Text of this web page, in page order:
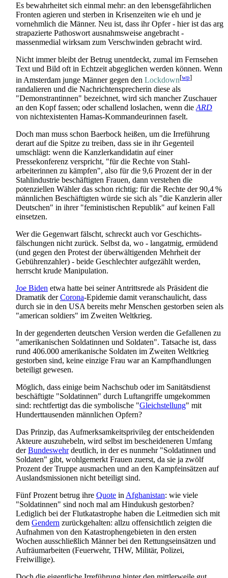
Es bewahrheitet sich einmal mehr: an den lebens­gefährlichen
Fronten agieren und sterben in Krisenzeiten wie eh und je
vornehmlich die Männer. Neu ist, dass ihr Opfer - hier ist das arg
strapazierte Pathoswort ausnahmsweise angebracht -
massenmedial wirksam zum Verschwinden gebracht wird.
Nicht immer bleibt der Betrug unentdeckt, zumal im Fernsehen
Text und Bild oft in Echtzeit abgeglichen werden können. Wenn
in Amsterdam junge Männer gegen den Lockdown[wp]
randalieren und die Nachrichten­sprecherin diese als
"Demonstrantinnen" bezeichnet, wird sich mancher Zuschauer
an den Kopf fassen; oder schallend loslachen, wenn die ARD
von nicht­existenten Hamas-Kommandeurinnen faselt.
Doch man muss schon Baerbock heißen, um die Irreführung
derart auf die Spitze zu treiben, dass sie in ihr Gegenteil
umschlägt: wenn die Kanzler­kandidatin auf einer
Pressekonferenz verspricht, "für die Rechte von Stahl­
arbeiterinnen zu kämpfen", also für die 9,6 Prozent der in der
Stahlindustrie beschäftigten Frauen, dann verstehen die
potenziellen Wähler das schon richtig: für die Rechte der 90,4 %
männlichen Beschäftigten würde sie sich als "die Kanzlerin aller
Deutschen" in ihrer "feministischen Republik" auf keinen Fall
einsetzen.
Wer die Gegenwart fälscht, schreckt auch vor Geschichts­
fälschungen nicht zurück. Selbst da, wo - langatmig, ermüdend
(und gegen den Protest der überwältigenden Mehrheit der
Gebühren­zahler) - beide Geschlechter aufgezählt werden,
herrscht krude Manipulation.
Joe Biden etwa hatte bei seiner Antrittsrede als Präsident die
Dramatik derCorona-Epidemie damit veranschaulicht, dass
durch sie in den USA bereits mehr Menschen gestorben seien als
"american soldiers" im Zweiten Weltkrieg.
In der gegenderten deutschen Version werden die Gefallenen zu
"amerikanischen Soldatinnen und Soldaten". Tatsache ist, dass
rund 406.000 amerikanische Soldaten im Zweiten Weltkrieg
gestorben sind, keine einzige Frau war an Kampf­handlungen
beteiligt gewesen.
Möglich, dass einige beim Nachschub oder im Sanitätsdienst
beschäftigte "Soldatinnen" durch Luftangriffe umgekommen
sind: rechtfertigt das die symbolische "Gleichstellung" mit
Hundert­tausenden männlichen Opfern?
Das Prinzip, das Aufmerksamkeits­privileg der entscheidenden
Akteure auszuhebeln, wird selbst im bescheideneren Umfang
derBundeswehrdeutlich, in der es nunmehr "Soldatinnen und
Soldaten" gibt, wohlgemerkt Frauen zuerst, da sie ja zwölf
Prozent der Truppe ausmachen und an den Kampf­einsätzen auf
Auslands­missionen nicht beteiligt sind.
Fünf Prozent betrug ihre Quote in Afghanistan: wie viele
"Soldatinnen" sind noch mal am Hindukush gestorben?
Lediglich bei der Flutkatastrophe haben die Leitmedien sich mit
dem Gendern zurück­gehalten: allzu offensichtlich zeigten die
Aufnahmen von den Katastrophen­gebieten in den ersten
Wochen ausschließlich Männer bei den Rettungs­einsätzen und
Aufräum­arbeiten (Feuerwehr, THW, Militär, Polizei,
Freiwillige).